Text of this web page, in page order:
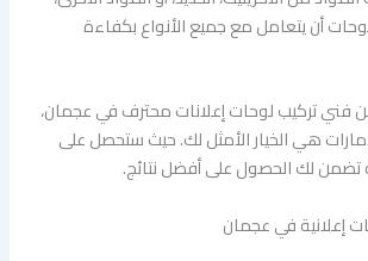
أن يتعامل مع جميع الأنواع بكفاءة
فني تركيب لوحات إعلانات محترف في عجمان،
هي الخيار الأمثل لك. حيث ستحصل على
تضمن لك الحصول على أفضل نتائج.
إعلانية في عجمان